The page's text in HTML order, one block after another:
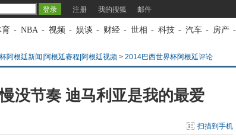
注册 我的搜狐 邮件
育 - NBA - 视频 - 娱谈 - 财经 - 世相 - 科技 - 汽车 - 房产 -
阿根廷新闻|阿根廷赛程|阿根廷视频 > 2014巴西世界杯阿根廷评论
没节奏 迪马利亚是我的最爱
扫描到手机